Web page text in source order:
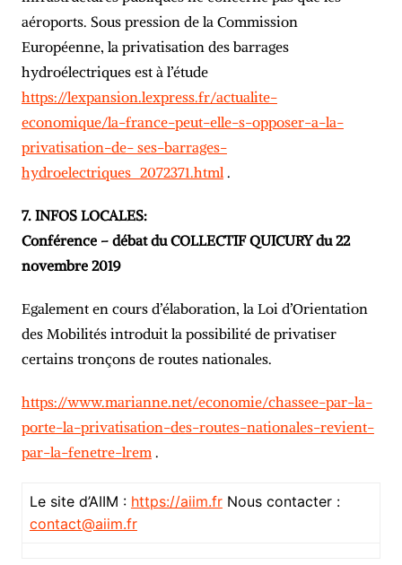
aéroports. Sous pression de la Commission
Européenne, la privatisation des barrages
hydroélectriques est à l’étude
https://lexpansion.lexpress.fr/actualite-
economique/la-france-peut-elle-s-opposer-a-la-
privatisation-de- ses-barrages-
hydroelectriques_2072371.html.
7. INFOS LOCALES:
Conférence – débat du COLLECTIF QUICURY du 22
novembre 2019
Egalement en cours d’élaboration, la Loi d’Orientation
des Mobilités introduit la possibilité de privatiser
certains tronçons de routes nationales.
https://www.marianne.net/economie/chassee-par-la-
porte-la-privatisation-des-routes-nationales-revient-
par-la-fenetre-lrem.
Le site d’AIIM : https://aiim.frNous contacter :
contact@aiim.fr